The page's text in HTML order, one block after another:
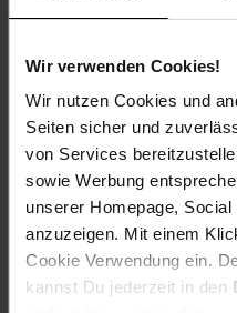
Wir verwenden Cookies!
Wir nutzen Cookies und
Seiten sicher und
von Services
sowie Werbung
unserer Homepage,
anzuzeigen. Mit einem
Cookie Verwendung ein.
kannst Du jederzeit in den
von Ergebnissen der
Nutzung und vom
Nettoinhalt Kühlen:
Nettoinhalt Gefrieren:
4**** Gefrierfach
Luftschallemission 41
Lagerzeit bei Störung,
Gefriervermögen :
Material Ablagefläche:
Temperaturregelung: ja